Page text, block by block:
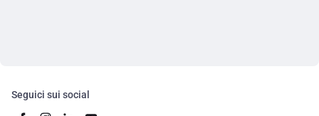
Seguici sui social